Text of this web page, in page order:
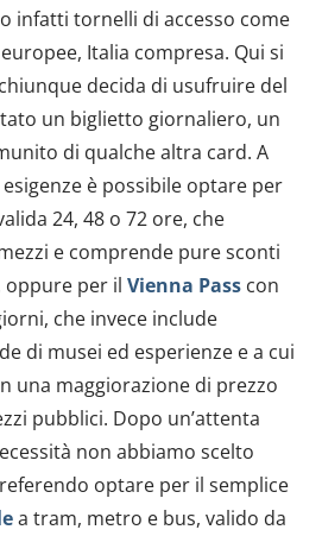
infatti tornelli di accesso come
Italia compresa. Qui si
decida di usufruire del
un biglietto giornaliero, un
di qualche altra card. A
è possibile optare per
24, 48 o 72 ore, che
e comprende pure sconti
oppure per il Vienna Pass con
che invece include
di musei ed esperienze e a cui
una maggiorazione di prezzo
pubblici. Dopo un’attenta
non abbiamo scelto
optare per il semplice
a tram, metro e bus, valido da